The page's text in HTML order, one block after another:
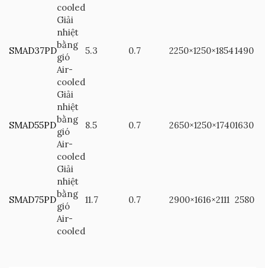
cooled
SMAD37PD
Giải
nhiệt
bằng
gió
Air-
cooled
5.3 0.7 2250×1250×18541490
SMAD55PD
Giải
nhiệt
bằng
gió
Air-
cooled
8.5 0.7 2650×1250×17401630
SMAD75PD
Giải
nhiệt
bằng
gió
Air-
cooled
11.7 0.7 2900×1616×2111 2580